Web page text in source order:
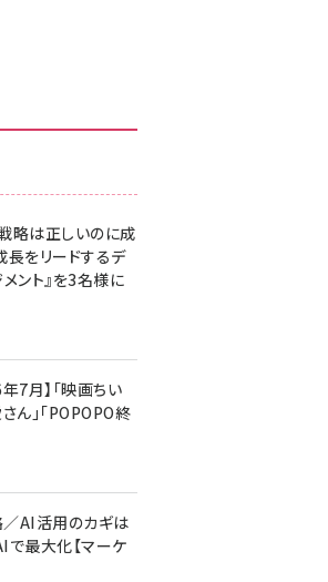
略は正しいのに成
をリードするデ
ント』を3名様に
7月】「映画ちい
ん」「POPOPO終
／AI活用のカギは
で最大化【マーケ